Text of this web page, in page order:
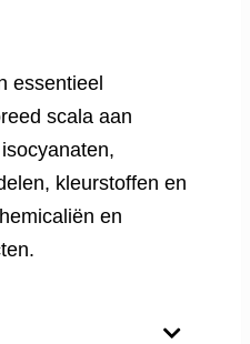
essentieel
scala aan
kleurstoffen en
en